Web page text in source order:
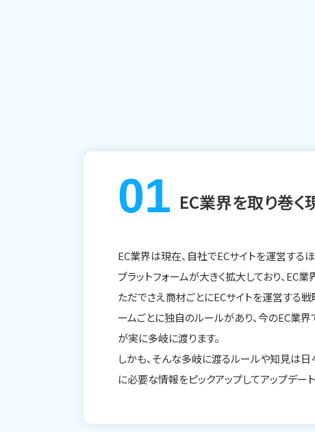
EC業界を取り巻く
EC業界は現在、自社でECサイトを運営する
プラットフォームが大きく拡大しており、EC
ただでさえ商材ごとにECサイトを運営する
ームごとに独自のルールがあり、今のEC業
が実に多岐に渡ります。
しかも、そんな多岐に渡るルールや知見は
に必要な情報をピックアップしてアップデー